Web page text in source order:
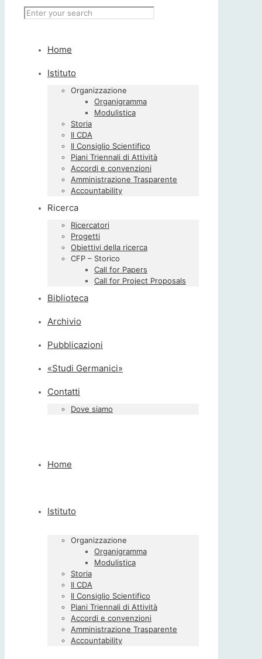
Home
Istituto
Organizzazione
Organigramma
Modulistica
Storia
Il CDA
Il Consiglio Scientifico
Piani Triennali di Attività
Accordi e convenzioni
Amministrazione Trasparente
Accountability
Ricerca
Ricercatori
Progetti
Obiettivi della ricerca
CFP – Storico
Call for Papers
Call for Project Proposals
Biblioteca
Archivio
Pubblicazioni
«Studi Germanici»
Contatti
Dove siamo
Home
Istituto
Organizzazione
Organigramma
Modulistica
Storia
Il CDA
Il Consiglio Scientifico
Piani Triennali di Attività
Accordi e convenzioni
Amministrazione Trasparente
Accountability